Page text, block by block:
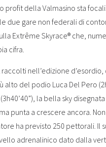
profit della Valmasino sta
due gare non federali di
Extrême Skyrace® che,
cifra.
nell’edizione d’esordio,
alto del podio Luca Del Pero
la bella sky
punta a crescere ancora. Non
ha previsto 250 pettorali. Il
adrenalinico dato dalla